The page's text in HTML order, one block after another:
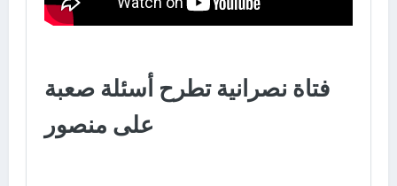
فتاة نصرانية تطرح أسئلة صعبة
على منصور